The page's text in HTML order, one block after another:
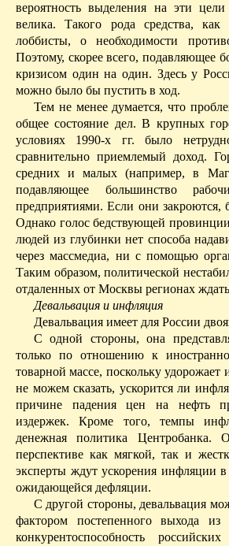
вероятность выделения на эти
велика. Такого рода средства,
лоббисты, о необходимости
Поэтому, скорее всего, подавляющее
кризисом один на один. Здесь у
можно было бы пустить в ход.
Тем не менеедумается, что
общее состояние дел. В крупных
условиях 1990-х гг. было
сравнительно приемлемый доход.
средних и малых (например, в
подавляющее большинство
предприятиями. Если они закроются,
Однако голос бедствующей
людей из глубинки нет способа
черезмассмедиа, ни с помощью
Таким образом, политической
отдаленных от Москвы регионах
Девальвация и инфляция
Девальвация имеет для России
С одной стороны, она
только по отношению к
товарной массе, поскольку
не можем сказать, ускорится ли
причине падения цен на нефть
издержек. Кроме того, темпы
денежная политика Центробанка.
перспективе как мягкой, так и
эксперты ждут ускорения инфляции в
ожидающейся дефляции.
С другой стороны, девальвация
фактором постепенного выхода
конкурентоспособность